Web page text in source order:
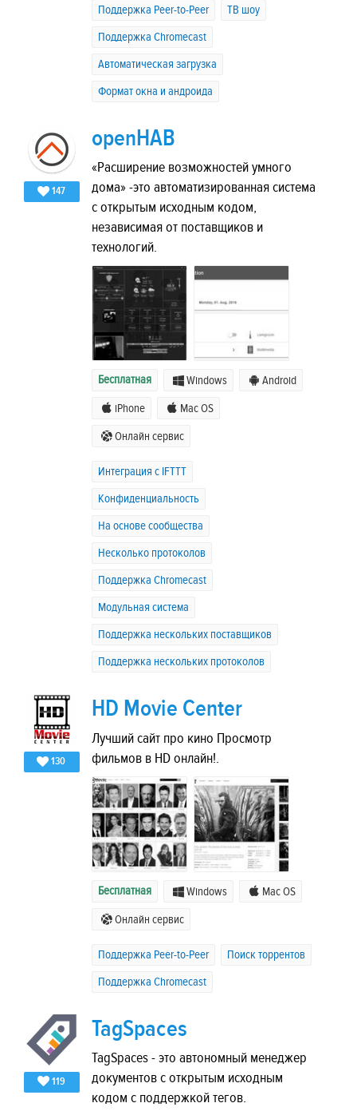
Поддержка Peer-to-Peer
ТВ шоу
Поддержка Chromecast
Автоматическая загрузка
Формат окна и андроида
147
openHAB
«Расширение возможностей умного
дома» -это автоматизированная система
с открытым исходным кодом,
независимая от поставщиков и
технологий.
Бесплатная Windows Android
iPhone Mac OS
Онлайн сервис
Интеграция с IFTTT
Конфиденциальность
На основе сообщества
Несколько протоколов
Поддержка Chromecast
Модульная система
Поддержка нескольких поставщиков
Поддержка нескольких протоколов
130
HD Movie Center
Лучший сайт про кино Просмотр
фильмов в HD онлайн!.
Бесплатная Windows Mac OS
Онлайн сервис
Поддержка Peer-to-Peer
Поиск торрентов
Поддержка Chromecast
119
TagSpaces
TagSpaces - это автономный менеджер
документов с открытым исходным
кодом с поддержкой тегов.